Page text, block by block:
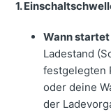
1.
Wann
Ladestand
festgelegten
oder deine
der